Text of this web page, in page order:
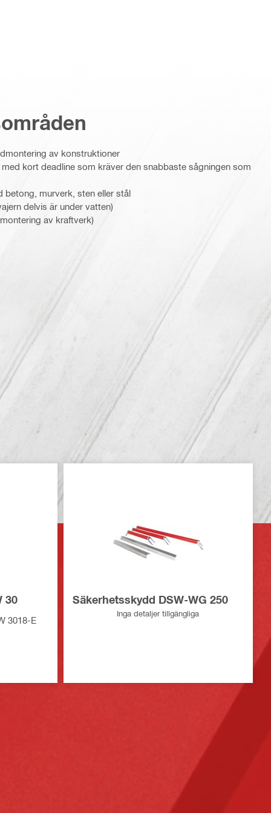
av konstruktioner
kort deadline som kräver den snabbaste sågningen som
betong, murverk, sten eller stål
delvis är under vatten)
av kraftverk)
30
3018-E
Säkerhetsskydd DSW-WG 250
Inga detaljer tillgängliga